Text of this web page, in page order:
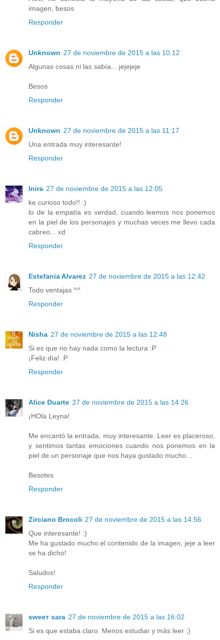
imagen, besos
Responder
Unknown 27 de noviembre de 2015 a las 10:12
Algunas cosas ni las sabía... jejejeje
Besos
Responder
Unknown 27 de noviembre de 2015 a las 11:17
Una entrada muy interesante!
Responder
Inira 27 de noviembre de 2015 a las 12:05
ke curioso todo!! :)
lo de la empatía es verdad, cuando leemos nos ponemos
en la piel de los personajes y muchas veces me llevo cada
cabreo... xd
Responder
Estefania Alvarez 27 de noviembre de 2015 a las 12:42
Todo ventajas ^^
Responder
Nisha 27 de noviembre de 2015 a las 12:48
Si es que no hay nada como la lectura :P
¡Feliz día! :P
Responder
Alice Duarte 27 de noviembre de 2015 a las 14:26
¡HOla Leyna!
Me encantó la entrada, muy interesante. Leer es placeroso,
y sentimos tantas emociones cuando nos ponemos en la
piel de un personaje que nos haya gustado mucho...
Besotes
Responder
Zirciano Brocoli 27 de noviembre de 2015 a las 14:56
Que interesante! :)
Me ha gustado mucho el contenido de la imagen, jeje a leer
se ha dicho!
Saludos!
Responder
ѕweeт ѕara 27 de noviembre de 2015 a las 16:02
Si es que estaba claro. Menos estudiar y más leer ;)